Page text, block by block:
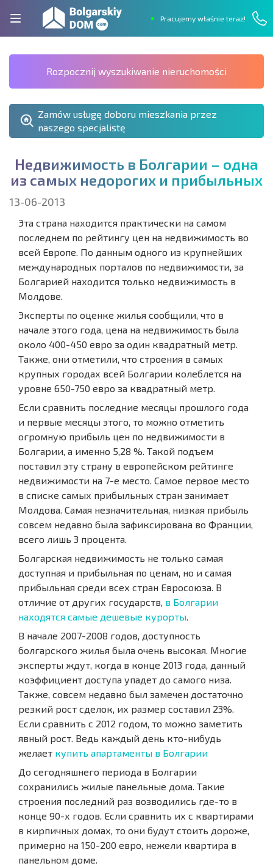
Pracujemy właśnie teraz!
Rozpocznij wyszukiwanie nieruchomości
Zamów usługę doboru mieszkania przez
naszego specjalistę
Недвижимость в Болгарии – одна
из самых недорогих и прибыльных
13-06-2013
Эта страна находится практически на самом
последнем по рейтингу цен на недвижимость во
всей Европе. По данным одного из крупнейших
международных порталов по недвижимости, за
Болгарией находится только недвижимость в
Молдове.
Эксперты по оценке жилья сообщили, что в
начале этого года, цена на недвижимость была
около 400-450 евро за один квадратный метр.
Также, они отметили, что строения в самых
крупных городах всей Болгарии колеблется на
уровне 650-750 евро за квадратный метр.
Если сравнить последние месяцы прошлого года
и первые месяцы этого, то можно отметить
огромную прибыль цен по недвижимости в
Болгарии, а именно 5,28 %. Такой подъем
поставил эту страну в европейском рейтинге
недвижимости на 7-е место. Самое первое место
в списке самых прибыльных стран занимает
Молдова. Самая незначительная, низкая прибыль
совсем недавно была зафиксирована во Франции,
всего лишь 3 процента.
Болгарская недвижимость не только самая
доступная и прибыльная по ценам, но и самая
прибыльная среди всех стран Евросоюза. В
отличие от других государств, в Болгарии
находятся самые дешевые курорты.
В начале 2007-2008 годов, доступность
болгарского жилья была очень высокая. Многие
эксперты ждут, когда в конце 2013 года, данный
коэффициент доступа упадет до самого низа.
Также, совсем недавно был замечен достаточно
резкий рост сделок, их размер составил 23%.
Если сравнить с 2012 годом, то можно заметить
явный рост. Ведь каждый день кто-нибудь
желает купить апартаменты в Болгарии
До сегодняшнего периода в Болгарии
сохранились жилые панельные дома. Такие
строения последний раз возводились где-то в
конце 90-х годов. Если сравнить их с квартирами
в кирпичных домах, то они будут стоить дороже,
примерно на 150-200 евро, нежели квартира в
панельном доме.